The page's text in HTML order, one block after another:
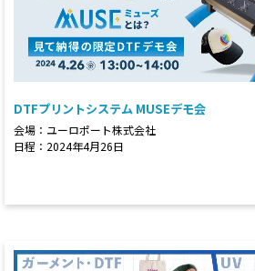
DTFプリントシステム MUSEデモ会
会場：ユーロポート株式会社
日程：2024年4月26日